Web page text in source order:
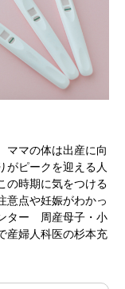
ママの体は出産に向
がピークを迎える人
の時期に気をつける
意点や妊娠がわかっ
ター 周産母子・小
産婦人科医の杉本充